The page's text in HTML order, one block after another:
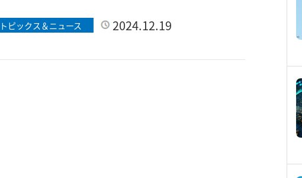
林組」から注目すべき発表がありました
紹介していきま […]
トピックス＆ニュース 2024.12.19